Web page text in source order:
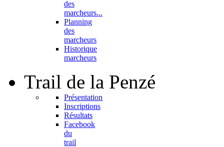
des
marcheurs...
Planning
des
marcheurs
Historique
marcheurs
Trail de la Penzé
Présentation
Inscriptions
Résultats
Facebook
du
trail